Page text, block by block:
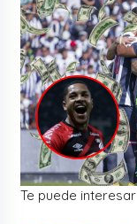
Te puede interesar